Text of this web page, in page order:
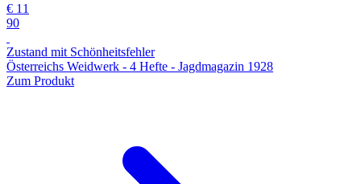
€ 11
90
Zustand mit Schönheitsfehler
Österreichs Weidwerk - 4 Hefte - Jagdmagazin 1928
Zum Produkt